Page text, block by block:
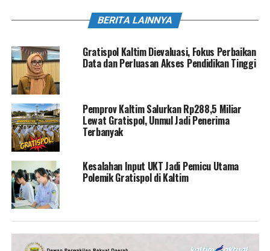
BERITA LAINNYA
Gratispol Kaltim Dievaluasi, Fokus Perbaikan
Data dan Perluasan Akses Pendidikan Tinggi
Pemprov Kaltim Salurkan Rp288,5 Miliar
Lewat Gratispol, Unmul Jadi Penerima
Terbanyak
Kesalahan Input UKT Jadi Pemicu Utama
Polemik Gratispol di Kaltim